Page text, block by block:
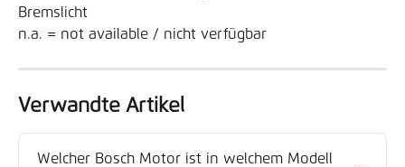
Bremslicht
n.a. = not available / nicht verfügbar
Verwandte Artikel
Welcher Bosch Motor ist in welchem Modell